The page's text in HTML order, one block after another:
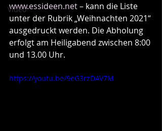
Video
www.essideen.net – kann die Liste
unter der Rubrik „Weihnachten 2021“
ausgedruckt werden. Die Abholung
erfolgt am Heiligabend zwischen 8:00
und 13.00 Uhr.
https://youtu.be/9eG3rzDAV7M